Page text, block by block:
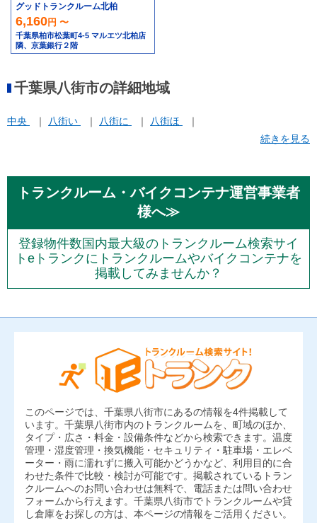
グッドトランクルーム北柏
6,160円 〜
千葉県柏市松葉町4-5 マルエツ北柏店
隣、京葉銀行２階
千葉県八街市の詳細地域
中央 八街い 八街に
八街ほ
続きを見る
トランクルーム・バイクコンテナ運営事業者
様へ≫
登録物件数国内最大級のトランクルーム検索サイ
トeトランクにトランクルームやバイクコンテナを
掲載してみませんか？
このページでは、千葉県八街市にあるの情報を4件掲載して
います。千葉県八街市内のトランクルームを、町域のほか、
タイプ・広さ・料金・設備条件などから検索できます。温度
管理・湿度管理・換気機能・セキュリティ・駐車場・エレベ
ーター・雨に濡れずに搬入可能かどうかなど、利用目的に合
わせた条件で比較・検討が可能です。掲載されているトラン
クルームへのお問い合わせは無料で、電話または問い合わせ
フォームから行えます。千葉県八街市でトランクルームや貸
し倉庫をお探しの方は、本ページの情報をご活用ください。